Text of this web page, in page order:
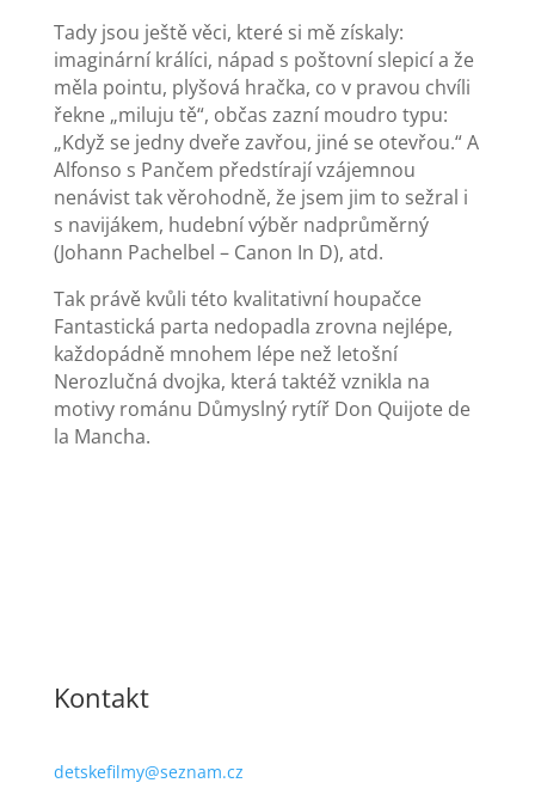
Tady jsou ještě věci, které si mě získaly:
imaginární králíci, nápad s poštovní slepicí a že
měla pointu, plyšová hračka, co v pravou chvíli
řekne „miluju tě“, občas zazní moudro typu:
„Když se jedny dveře zavřou, jiné se otevřou.“ A
Alfonso s Pančem předstírají vzájemnou
nenávist tak věrohodně, že jsem jim to sežral i
s navijákem, hudební výběr nadprůměrný
(Johann Pachelbel – Canon In D), atd.
Tak právě kvůli této kvalitativní houpačce
Fantastická parta nedopadla zrovna nejlépe,
každopádně mnohem lépe než letošní
Nerozlučná dvojka, která taktéž vznikla na
motivy románu Důmyslný rytíř Don Quijote de
la Mancha.
Kontakt
detskefilmy@seznam.cz